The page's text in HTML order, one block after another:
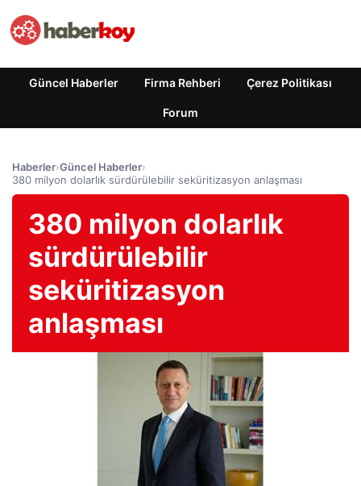
Güncel Haberler Firma Rehberi Çerez Politikası
Forum
Haberler›Güncel Haberler›
380 milyon dolarlık sürdürülebilir seküritizasyon anlaşması
380 milyon dolarlık
sürdürülebilir
seküritizasyon
anlaşması